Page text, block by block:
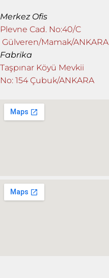
Merkez Ofis
Plevne Cad. No:40/C
Gülveren/Mamak/ANKARA
Fabrika
Taşpınar Köyü Mevkii
No: 154 Çubuk/ANKARA